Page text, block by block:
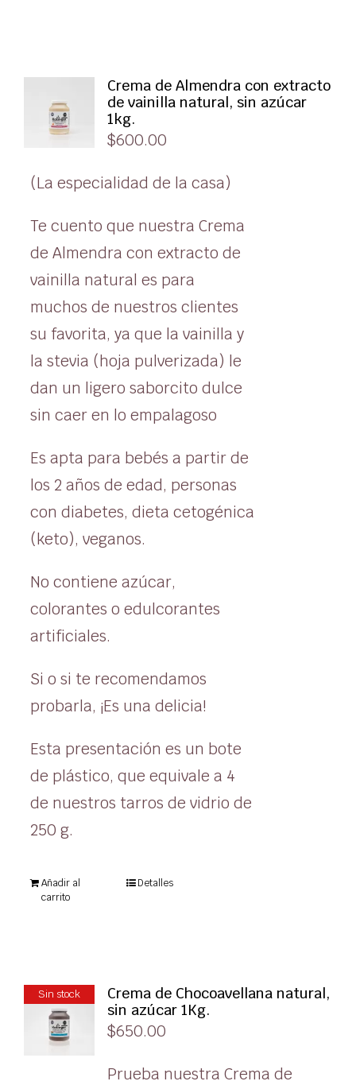
Crema de Almendra con extracto
de vainilla natural, sin azúcar
1kg.
$600.00
(La especialidad de la casa)
Te cuento que nuestra Crema
de Almendra con extracto de
vainilla natural es para
muchos de nuestros clientes
su favorita, ya que la vainilla y
la stevia (hoja pulverizada) le
dan un ligero saborcito dulce
sin caer en lo empalagoso
Es apta para bebés a partir de
los 2 años de edad, personas
con diabetes, dieta cetogénica
(keto), veganos.
No contiene azúcar,
colorantes o edulcorantes
artificiales.
Si o si te recomendamos
probarla, ¡Es una delicia!
Esta presentación es un bote
de plástico, que equivale a 4
de nuestros tarros de vidrio de
250 g.
Añadir al
carrito
Detalles
Sin stock
Crema de Chocoavellana natural,
sin azúcar 1Kg.
$650.00
Prueba nuestra Crema de